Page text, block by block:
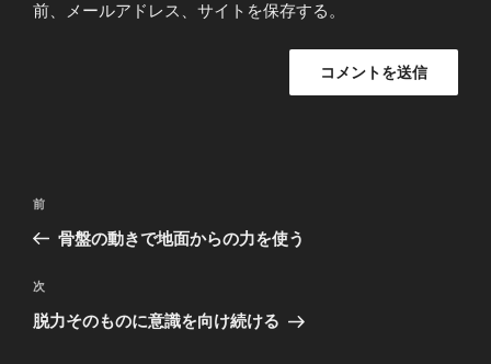
前、メールアドレス、サイトを保存する。
投
ビ
ゲ
過
去
投
稿
前
骨盤の動きで地面からの力を使う
次
の
次
脱力そのものに意識を向け続ける